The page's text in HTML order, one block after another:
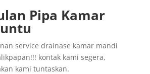
Pipa Kamar
service drainase kamar mandi
kontak kami segera,
kami tuntaskan.